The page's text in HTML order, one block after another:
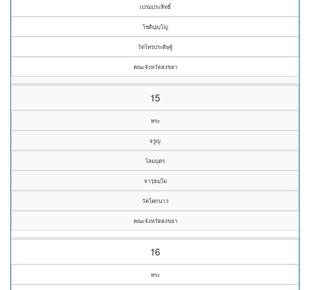
เปรมประสิทธิ์
โชติปุญฺโญ
วัดไทรประดิษฐ์
คณะจังหวัดสงขลา
15
พระ
จรูญ
โลมบุตร
จารุธมฺโม
วัดโคกนาว
คณะจังหวัดสงขลา
16
พระ